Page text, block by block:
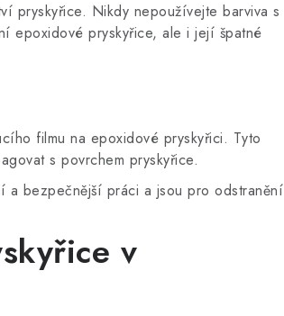
pryskyřice. Nikdy nepoužívejte barviva s
epoxidové pryskyřice, ale i její špatné
filmu na epoxidové pryskyřici. Tyto
s povrchem pryskyřice.
a bezpečnější práci a jsou pro odstranění
v